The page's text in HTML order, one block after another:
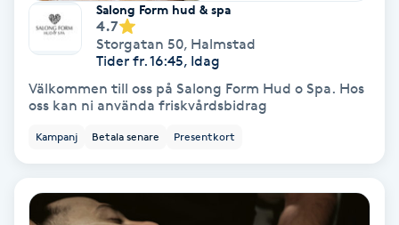
Celluliter
Coachning
Color correction
Salong Form hud & spa
4.7
Storgatan 50, Halmstad
Tider fr. 16:45, Idag
Välkommen till oss på Salong Form Hud o Spa. Hos
oss kan ni använda friskvårdsbidrag
Kampanj Betala senare Presentkort